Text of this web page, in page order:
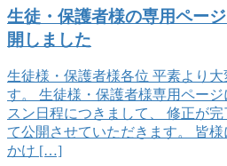
生徒・保護者様の専用ページ レッスン予定を再公
開しました
生徒様・保護者様各位 平素より
す。 生徒様・保護者様専用ペー
スン日程につきまして、 修正が
て公開させていただきます。 皆
かけ […]